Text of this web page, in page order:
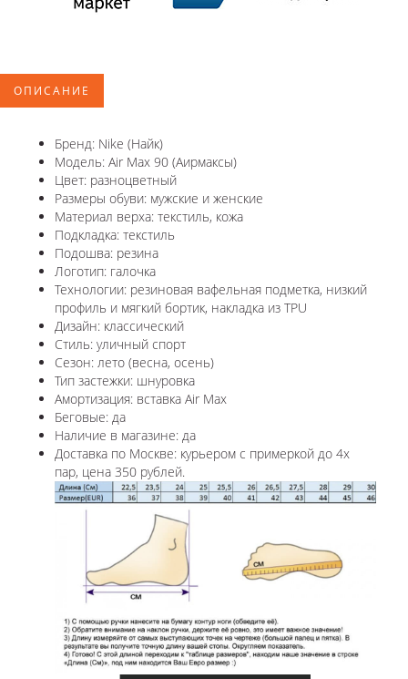
ОПИСАНИЕ
Бренд: Nike (Найк)
Модель: Air Max 90 (Аирмаксы)
Цвет: разноцветный
Размеры обуви: мужские и женские
Материал верха: текстиль, кожа
Подкладка: текстиль
Подошва: резина
Логотип: галочка
Технологии: резиновая вафельная подметка, низкий
профиль и мягкий бортик, накладка из TPU
Дизайн: классический
Стиль: уличный спорт
Сезон: лето (весна, осень)
Тип застежки: шнуровка
Амортизация: вставка Air Max
Беговые: да
Наличие в магазине: да
Доставка по Москве: курьером с примеркой до 4х
пар, цена 350 рублей.